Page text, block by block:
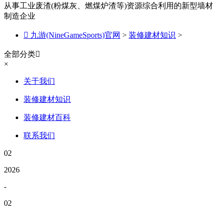
从事工业废渣(粉煤灰、燃煤炉渣等)资源综合利用的新型墙材
制造企业
 九游(NineGameSports)官网 > 装修建材知识 >
全部分类
×
关于我们
装修建材知识
装修建材百科
联系我们
02
2026
-
02